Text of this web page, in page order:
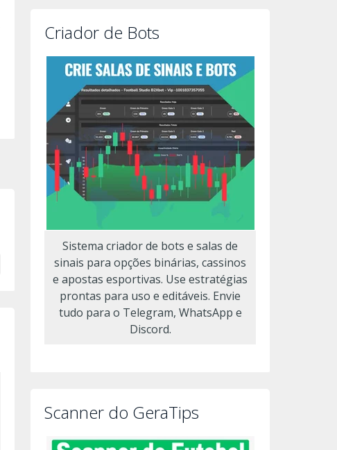
Criador de Bots
Sistema criador de bots e salas de
sinais para opções binárias, cassinos
e apostas esportivas. Use estratégias
prontas para uso e editáveis. Envie
tudo para o Telegram, WhatsApp e
Discord.
Scanner do GeraTips